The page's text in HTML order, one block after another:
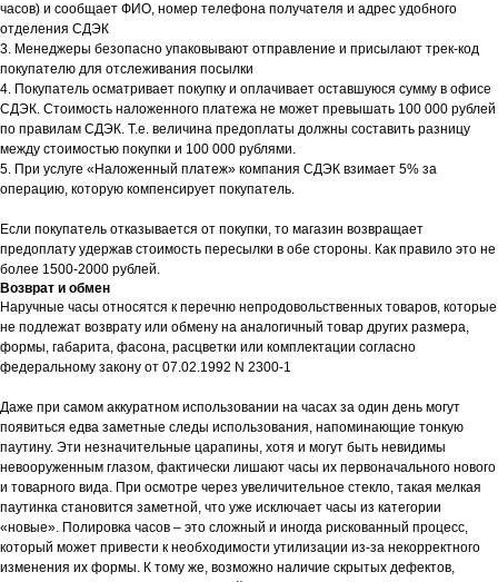
часов) и сообщает ФИО, номер телефона получателя и адрес удобного
отделения СДЭК
3. Менеджеры безопасно упаковывают отправление и присылают трек-код
покупателю для отслеживания посылки
4. Покупатель осматривает покупку и оплачивает оставшуюся сумму в офисе
СДЭК. Стоимость наложенного платежа не может превышать 100 000 рублей
по правилам СДЭК. Т.е. величина предоплаты должны составить разницу
между стоимостью покупки и 100 000 рублями.
5. При услуге «Наложенный платеж» компания СДЭК взимает 5% за
операцию, которую компенсирует покупатель.
Если покупатель отказывается от покупки, то магазин возвращает
предоплату удержав стоимость пересылки в обе стороны. Как правило это не
более 1500-2000 рублей.
Возврат и обмен
Наручные часы относятся к перечню непродовольственных товаров, которые
не подлежат возврату или обмену на аналогичный товар других размера,
формы, габарита, фасона, расцветки или комплектации согласно
федеральному закону от 07.02.1992 N 2300-1
Даже при самом аккуратном использовании на часах за один день могут
появиться едва заметные следы использования, напоминающие тонкую
паутину. Эти незначительные царапины, хотя и могут быть невидимы
невооруженным глазом, фактически лишают часы их первоначального нового
и товарного вида. При осмотре через увеличительное стекло, такая мелкая
паутинка становится заметной, что уже исключает часы из категории
«новые». Полировка часов – это сложный и иногда рискованный процесс,
который может привести к необходимости утилизации из-за некорректного
изменения их формы. К тому же, возможно наличие скрытых дефектов,